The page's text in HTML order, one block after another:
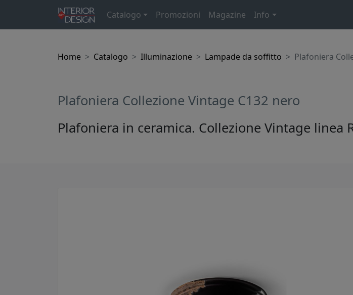
Catalogo Promozioni Magazine Info
Home Catalogo Illuminazione Lampade da soffitto Plafoniera
Plafoniera Collezione Vintage C132 nero
Plafoniera in ceramica. Collezione Vintage